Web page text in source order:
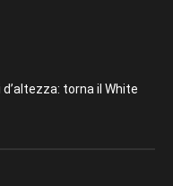
torna il White